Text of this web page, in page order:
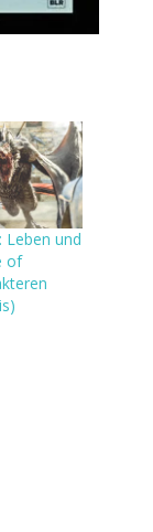
Leben und
of